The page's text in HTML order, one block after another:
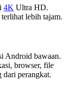
4K Ultra HD.
lebih tajam.
Android bawaan.
browser, file
dari perangkat.